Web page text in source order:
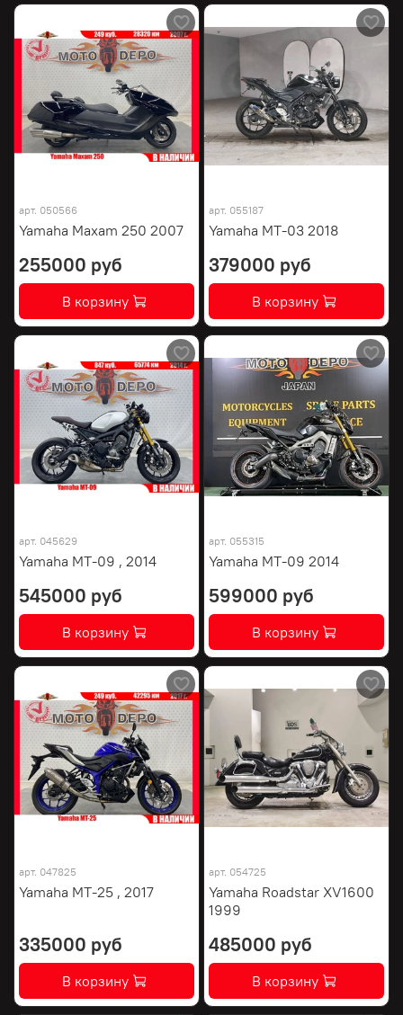
арт. 050566
Yamaha Maxam 250 2007
255000 руб
В корзину
арт. 055187
Yamaha MT-03 2018
379000 руб
В корзину
арт. 045629
Yamaha MT-09 , 2014
545000 руб
В корзину
арт. 055315
Yamaha MT-09 2014
599000 руб
В корзину
арт. 047825
Yamaha MT-25 , 2017
335000 руб
В корзину
арт. 054725
Yamaha Roadstar XV1600
1999
485000 руб
В корзину